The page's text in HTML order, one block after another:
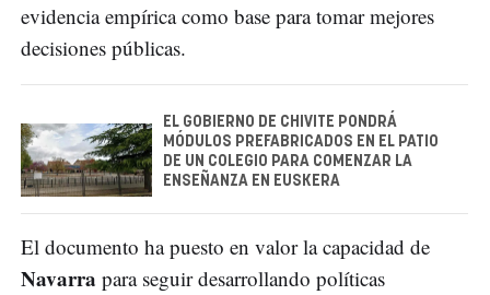
evidencia empírica como base para tomar mejores
decisiones públicas.
EL GOBIERNO DE CHIVITE PONDRÁ
MÓDULOS PREFABRICADOS EN EL PATIO
DE UN COLEGIO PARA COMENZAR LA
ENSEÑANZA EN EUSKERA
El documento ha puesto en valor la capacidad de
Navarra para seguir desarrollando políticas